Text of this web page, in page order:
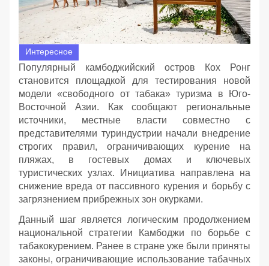
Интересное
Популярный камбоджийский остров Кох Ронг
становится площадкой для тестирования новой
модели «свободного от табака» туризма в Юго-
Восточной Азии. Как сообщают региональные
источники, местные власти совместно с
представителями туриндустрии начали внедрение
строгих правил, ограничивающих курение на
пляжах, в гостевых домах и ключевых
туристических узлах. Инициатива направлена на
снижение вреда от пассивного курения и борьбу с
загрязнением прибрежных зон окурками.
Данный шаг является логическим продолжением
национальной стратегии Камбоджи по борьбе с
табакокурением. Ранее в стране уже были приняты
законы, ограничивающие использование табачных